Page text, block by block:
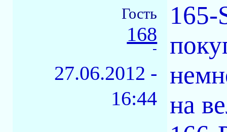
Гость
168
-
27.06.2012 -
16:44
165-
на